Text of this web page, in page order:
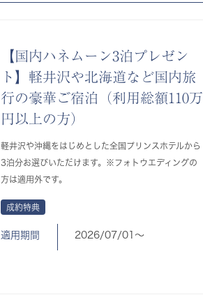
【国内ハネムーン3泊プレゼン
ト】軽井沢や北海道など国内旅
行の豪華ご宿泊（利用総額110万
円以上の方）
軽井沢や沖縄をはじめとした全国プリンスホテルから
3泊分お選びいただけます。※フォトウエディングの
方は適用外です。
成約特典
適用期間 2026/07/01〜